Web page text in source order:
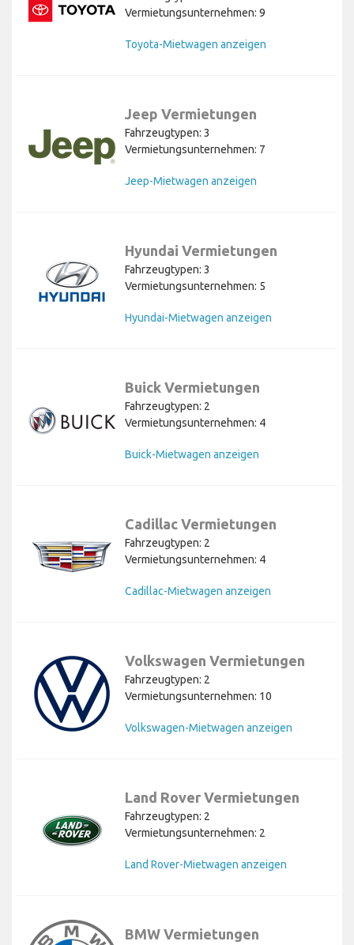
Vermietungsunternehmen: 9
Toyota-Mietwagen anzeigen
Jeep Vermietungen
Fahrzeugtypen: 3
Vermietungsunternehmen: 7
Jeep-Mietwagen anzeigen
Hyundai Vermietungen
Fahrzeugtypen: 3
Vermietungsunternehmen: 5
Hyundai-Mietwagen anzeigen
Buick Vermietungen
Fahrzeugtypen: 2
Vermietungsunternehmen: 4
Buick-Mietwagen anzeigen
Cadillac Vermietungen
Fahrzeugtypen: 2
Vermietungsunternehmen: 4
Cadillac-Mietwagen anzeigen
Volkswagen Vermietungen
Fahrzeugtypen: 2
Vermietungsunternehmen: 10
Volkswagen-Mietwagen anzeigen
Land Rover Vermietungen
Fahrzeugtypen: 2
Vermietungsunternehmen: 2
Land Rover-Mietwagen anzeigen
BMW Vermietungen